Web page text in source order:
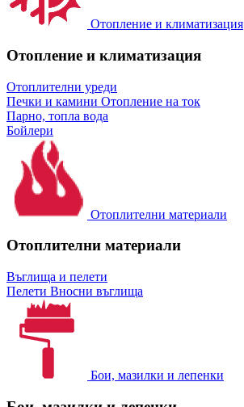
Отопление и климатизация
Отопление и климатизация
Отоплителни уреди
Печки и камини Отопление на ток
Парно, топла вода
Бойлери
Отоплителни материали
Отоплителни материали
Въглища и пелети
Пелети Вносни въглища
Бои, мазилки и лепенки